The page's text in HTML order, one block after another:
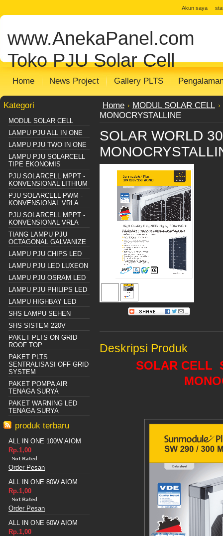
Distributor Solar Cell
Panel
panel surya Distributor PJU Surya
Sentralisasi Distributor SHS SISTEM
Akun saya
www.AnekaPanel.com
Toko PJU Solar Cell
Home News Project Gallery PLTS
Kategori
MODUL SOLAR CELL
LAMPU PJU ALL IN ONE
LAMPU PJU TWO IN ONE
LAMPU PJU SOLARCELL
TIPE EKONOMIS
PJU SOLARCELL MPPT -
KONVENSIONAL LITHIUM
PJU SOLARCELL PWM -
KONVENSIONAL VRLA
PJU SOLARCELL MPPT -
KONVENSIONAL VRLA
TIANG LAMPU PJU
OCTAGONAL GALVANIZE
LAMPU PJU CHIPS LED
LAMPU PJU LED LUXEON
LAMPU PJU OSRAM LED
LAMPU PJU PHILIPS LED
LAMPU HIGHBAY LED
SHS LAMPU SEHEN
SHS SISTEM 220V
PAKET PLTS ON GRID
ROOF TOP
PAKET PLTS
SENTRALISASI OFF GRID
SYSTEM
PAKET POMPA AIR
TENAGA SURYA
PAKET WARNING LED
TENAGA SURYA
produk terbaru
ALL IN ONE 100W AIOM
Rp.1,00
Order Pesan
ALL IN ONE 80W AIOM
Rp.1,00
Order Pesan
ALL IN ONE 60W AIOM
Rp.1,00
Home
MODUL SOLAR CELL
MONOCRYSTALLINE
SOLAR WORLD
Deskripsi Produk
SOLAR CELL